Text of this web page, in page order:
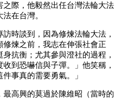
際，他毅然出任台灣法輪大法
在台灣。
時談到，因為修煉法輪大法，
煉之前，我志在伸張社會正
抗衡；尤其參與澄社的過程，
到恐嚇信與子彈。」他笑稱，
事真的需要勇氣。」
高興的莫過於陳維昭（當時的